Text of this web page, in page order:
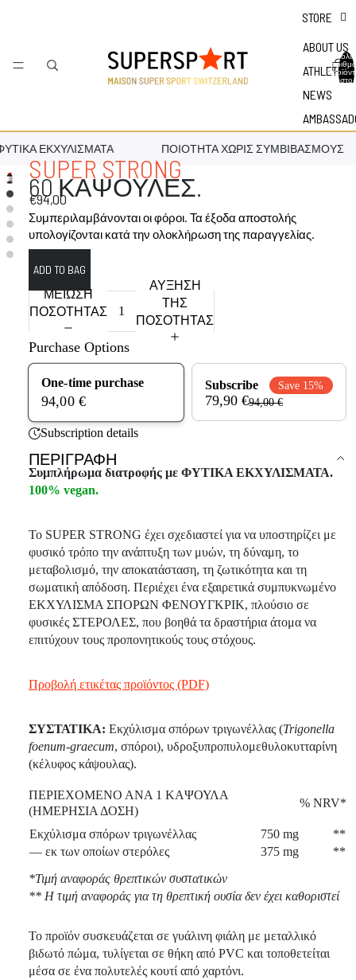
STORE
ABOUT US
ATHLETES
NEWS
στο
ΕΚΧΥΛΊΣΜΑΤΑ ΠΟΙΌΤΗΤΑ ΧΩΡΊΣ ΣΥΜΒΙΒΑΣΜΟΎΣ
SUPER STRONG
60 ΚΑΨΟΥΛΕΣ.
€94,00
Συμπεριλαμβάνονται οι φόροι. Τα έξοδα αποστολής
υπολογίζονται κατά την ολοκλήρωση της παραγγελίας.
ΜΕΊΩΣΗ
ΠΟΣΌΤΗΤΑΣ
ΑΎΞΗΣΗ
ΤΗΣ
ΠΟΣΌΤΗΤΑΣ
Purchase Options
One-time purchase
94,00 €
Subscribe Save 15%
79,90 €94,00 €
Subscription details
ΠΕΡΙΓΡΑΦΉ
Συμπλήρωμα διατροφής με ΦΥΤΙΚΑ ΕΚΧΥΛΙΣΜΑΤΑ.
100% vegan.
Το SUPER STRONG έχει σχεδιαστεί για να υποστηρίζει με
φυσικό τρόπο την ανάπτυξη των μυών, τη δύναμη, το
μεταβολισμό, την αποκατάσταση, τη ζωτικότητα και τη
σωματική απόδοση. Περιέχει ένα εξαιρετικά συμπυκνωμένο
ΕΚΧΥΛΙΣΜΑ ΣΠΟΡΩΝ ΦΕΝΟΥΓΚΡΙΚ, πλούσιο σε
φυσικές ΣΤΕΡΟΛΕΣ, που βοηθά τα δραστήρια άτομα να
επιτύχουν τους προπονητικούς τους στόχους.
Προβολή ετικέτας προϊόντος (PDF)
ΣΥΣΤΑΤΙΚΑ: Εκχύλισμα σπόρων τριγωνέλλας (Trigonella
foenum-graecum, σπόροι), υδροξυπροπυλομεθυλοκυτταρίνη
(κέλυφος κάψουλας).
ΠΕΡΙΕΧΟΜΕΝΟ ΑΝΑ 1 ΚΑΨΟΥΛΑ
(ΗΜΕΡΗΣΙΑ ΔΟΣΗ)
% NRV*
Εκχύλισμα σπόρων τριγωνέλλας 750 mg
**
— εκ των οποίων στερόλες
375 mg
**
*Τιμή αναφοράς θρεπτικών συστατικών
** Η τιμή αναφοράς για τη θρεπτική ουσία δεν έχει καθοριστεί
Το προϊόν συσκευάζεται σε γυάλινη φιάλη με μεταλλικό
βιδωτό πώμα, τυλίγεται σε θήκη από PVC και τοποθετείται
μέσα σε ένα πολυτελές κουτί από χαρτόνι.